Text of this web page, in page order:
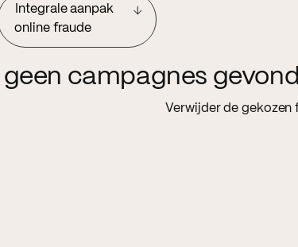
Integrale aanpak
online fraude
geen campagnes
Verwijder de gekozen